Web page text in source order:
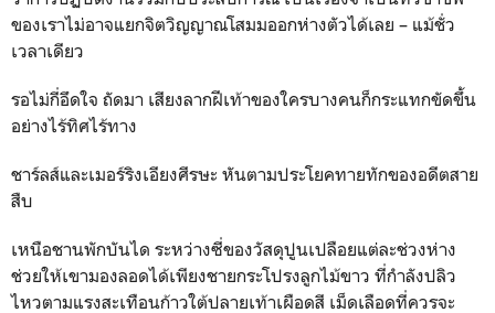
ของเราไม่อาจแยกจิตวิญญาณโสมมออกห่างตัวได้เลย – แม้ชั่ว
เวลาเดียว
รอไม่กี่อึดใจ ถัดมา เสียงลากฝีเท้าของใครบางคนก็กระแทกขัดขึ้น
อย่างไร้ทิศไร้ทาง
ชาร์ลส์และเมอร์ริงเอียงศีรษะ หันตามประโยคทายทักของอดีตสาย
สืบ
เหนือชานพักบันได ระหว่างซี่ของวัสดุปูนเปลือยแต่ละช่วงห่าง
ช่วยให้เขามองลอดได้เพียงชายกระโปรงลูกไม้ขาว ที่กำลังปลิว
ไหวตามแรงสะเทือนก้าวใต้ปลายเท้าเผือดสี เม็ดเลือดที่ควรจะ